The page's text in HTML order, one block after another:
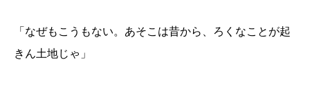
「なぜもこうもない。あそこは昔から、ろくなことが起
きん土地じゃ」